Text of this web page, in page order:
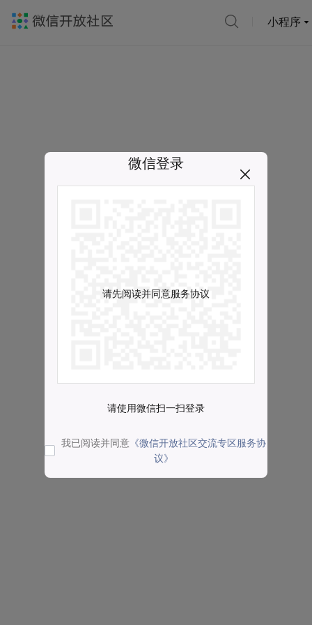
小程序
微信登录
请先阅读并同意服务协议
请使用微信扫一扫登录
我已阅读并同意 《微信开放社区交流专区服务协
议》